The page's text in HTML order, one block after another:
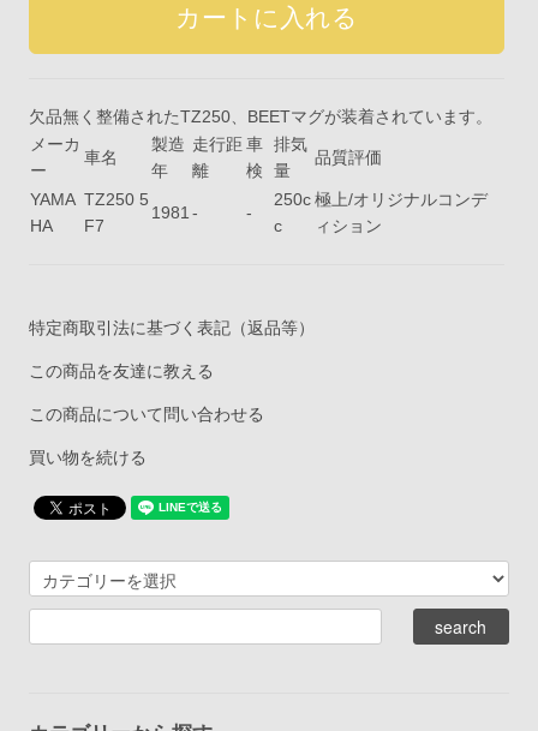
欠品無く整備されたTZ250、BEETマグが装着されています。
メーカ
ー
車名
製造
年
走行距
離
車
検
排気
量
品質評価
YAMA
HA
TZ250 5
F7
1981 - -
250c
c
極上/オリジナルコンデ
ィション
特定商取引法に基づく表記（返品等）
この商品を友達に教える
この商品について問い合わせる
買い物を続ける